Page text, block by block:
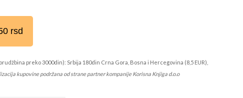
rsd
preko 3000din): Srbija 180din Crna Gora, Bosna i Hercegovina (8,5 EUR),
kupovine podržana od strane partner kompanije Korisna Knjiga d.o.o